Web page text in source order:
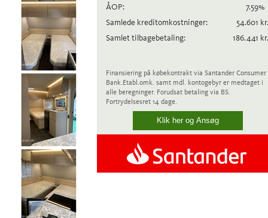
ÅOP:
7.59%
Samlede kreditomkostninger:
54.601 kr.
Samlet tilbagebetaling:
186.441 kr.
Finansiering på købekontrakt via Santander Consumer
Bank.Etabl.omk. samt mdl. kontogebyr er medtaget i
alle beregninger. Forudsat betaling via BS.
Fortrydelsesret 14 dage.
Klik her og Ansøg